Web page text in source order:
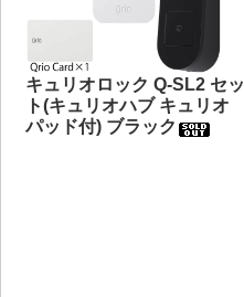
キュリオロック Q-SL2 セッ
ト(キュリオハブ キュリオ
パッド付) ブラック